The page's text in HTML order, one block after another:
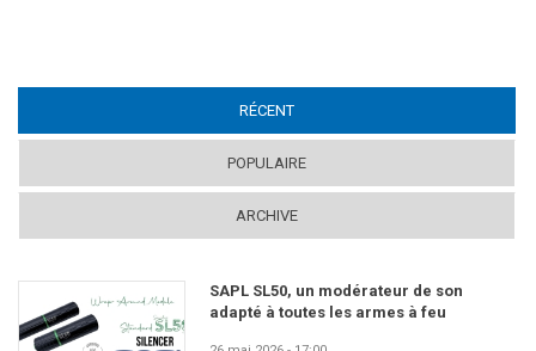
RÉCENT
POPULAIRE
ARCHIVE
SAPL SL50, un modérateur de son
adapté à toutes les armes à feu